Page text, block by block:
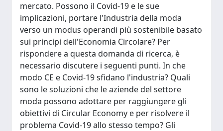
mercato. Possono il Covid-19 e le sue
implicazioni, portare l'Industria della moda
verso un modus operandi più sostenibile basato
sui principi dell'Economia Circolare? Per
rispondere a questa domanda di ricerca, è
necessario discutere i seguenti punti. In che
modo CE e Covid-19 sfidano l'industria? Quali
sono le soluzioni che le aziende del settore
moda possono adottare per raggiungere gli
obiettivi di Circular Economy e per risolvere il
problema Covid-19 allo stesso tempo? Gli